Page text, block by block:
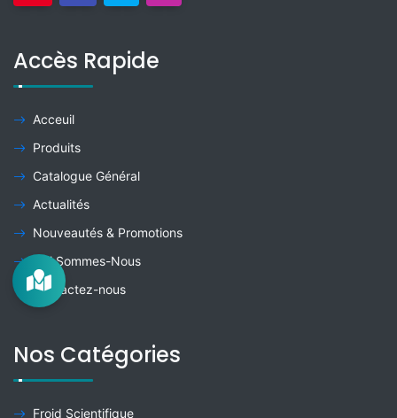
Accès Rapide
Acceuil
Produits
Catalogue Général
Actualités
Nouveautés & Promotions
Qui Sommes-Nous
Contactez-nous
Nos Catégories
Froid Scientifique